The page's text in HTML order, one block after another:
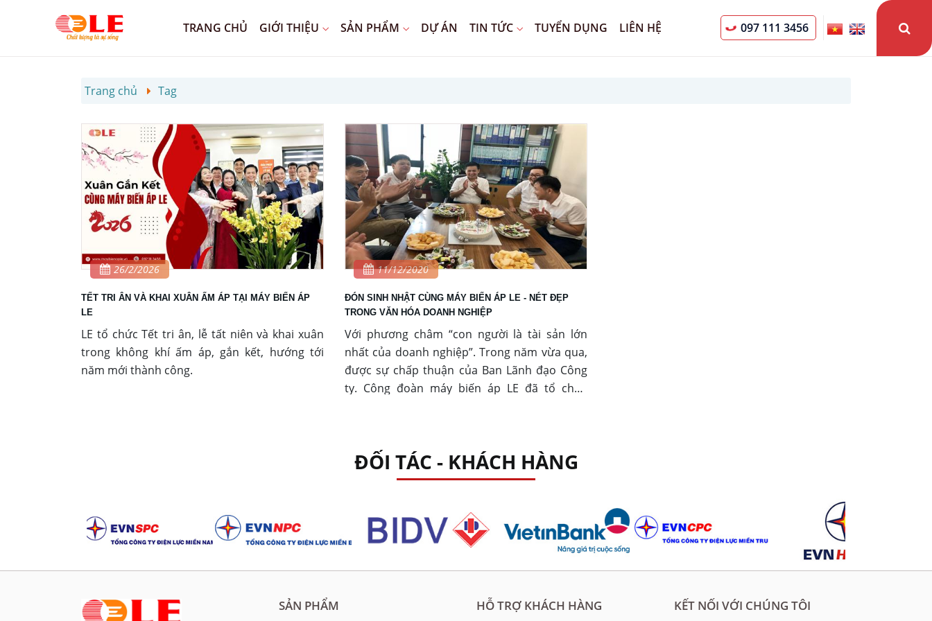
TRANG CHỦ GIỚI THIỆU SẢN PHẨM DỰ ÁN TIN TỨC TUYỂN DỤNG LIÊN HỆ 097 111 3456
Trang chủ Tag
26/2/2026
TẾT TRI ÂN VÀ KHAI XUÂN ẤM ÁP TẠI MÁY BIẾN ÁP
LE
LE tổ chức Tết tri ân, lễ tất niên và khai xuân
trong không khí ấm áp, gắn kết, hướng tới
năm mới thành công.
11/12/2020
ĐÓN SINH NHẬT CÙNG MÁY BIẾN ÁP LE - NÉT ĐẸP
TRONG VĂN HÓA DOANH NGHIỆP
Với phương châm “con người là tài sản lớn
nhất của doanh nghiệp”. Trong năm vừa qua,
được sự chấp thuận của Ban Lãnh đạo Công
ty. Công đoàn máy biến áp LE đã tổ chức
đạo Công ty dành cho thành viên của mình và
cũng là một nét đẹp truyền thống trong văn
ĐỐI TÁC - KHÁCH HÀNG
SẢN PHẨM HỖ TRỢ KHÁCH HÀNG KẾT NỐI VỚI CHÚNG TÔI